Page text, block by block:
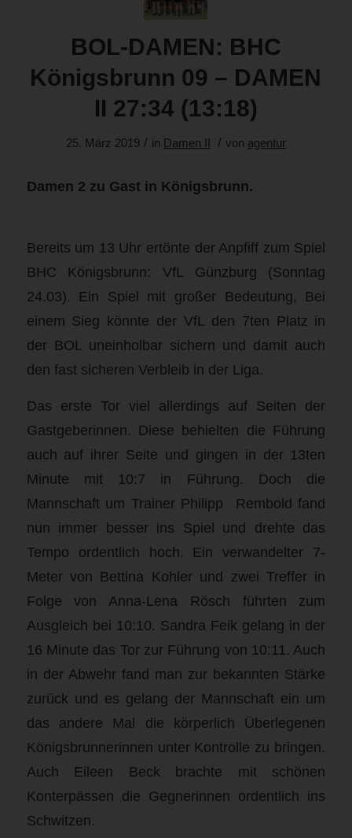
BOL-DAMEN: BHC
Königsbrunn 09 – DAMEN
II 27:34 (13:18)
25. März 2019 / in Damen II / von agentur
Damen 2 zu Gast in Königsbrunn.
Bereits um 13 Uhr ertönte der Anpfiff zum Spiel
BHC Königsbrunn: VfL Günzburg (Sonntag
24.03). Ein Spiel mit großer Bedeutung, Bei
einem Sieg könnte der VfL den 7ten Platz in
der BOL uneinholbar sichern und damit auch
den fast sicheren Verbleib in der Liga.
Das erste Tor viel allerdings auf Seiten der
Gastgeberinnen. Diese behielten die Führung
auch auf ihrer Seite und gingen in der 13ten
Minute mit 10:7 in Führung. Doch die
Mannschaft um Trainer Philipp Rembold fand
nun immer besser ins Spiel und drehte das
Tempo ordentlich hoch. Ein verwandelter 7-
Meter von Bettina Kohler und zwei Treffer in
Folge von Anna-Lena Rösch führten zum
Ausgleich bei 10:10. Sandra Feik gelang in der
16 Minute das Tor zur Führung von 10:11. Auch
in der Abwehr fand man zur bekannten Stärke
zurück und es gelang der Mannschaft ein um
das andere Mal die körperlich Überlegenen
Königsbrunnerinnen unter Kontrolle zu bringen.
Auch Eileen Beck brachte mit schönen
Konterpässen die Gegnerinnen ordentlich ins
Schwitzen.